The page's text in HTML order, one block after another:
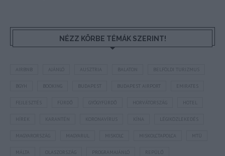
NÉZZ KÖRBE TÉMÁK SZERINT!
AUSZTRIA BALATON BELFÖLDI TURIZMUS
BUDAPEST BUDAPEST AIRPORT EMIRATES
FEJLESZTÉS HORVÁTORSZÁG HOTEL
KARANTÉN LÉGIKÖZLEKEDÉS
MAGYARORSZÁG MISKOLCTAPOLCA MTÜ
MÁLTA OLASZORSZÁG